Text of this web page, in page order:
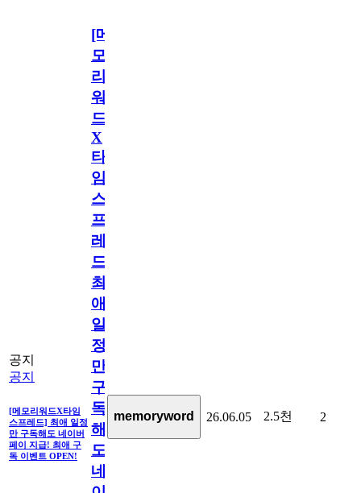
공지
공지
[메모리워드X타임
스프레드] 최애 일정
만 구독해도 네이버
페이 지급! 최애 구
독 이벤트 OPEN!
[메
모
리
워
드
X
타
임
스
프
레
드]
최
애
일
정
만
구
독
해
도
네
memoryword 26.06.05 2.5천 2